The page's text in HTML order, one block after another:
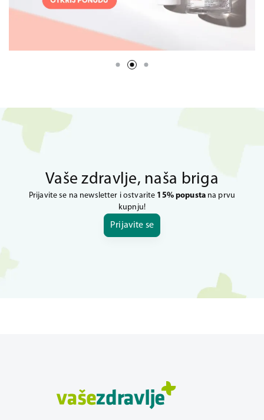
Vaše zdravlje, naša briga
Prijavite se na newsletter i ostvarite 15% popustana prvu
kupnju!
Prijavite se